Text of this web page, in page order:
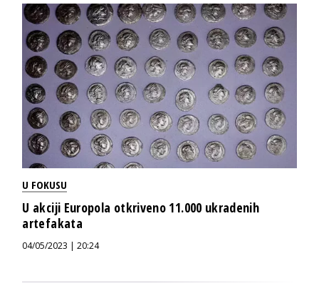
U FOKUSU
U akciji Europola otkriveno 11.000 ukradenih
artefakata
04/05/2023 | 20:24